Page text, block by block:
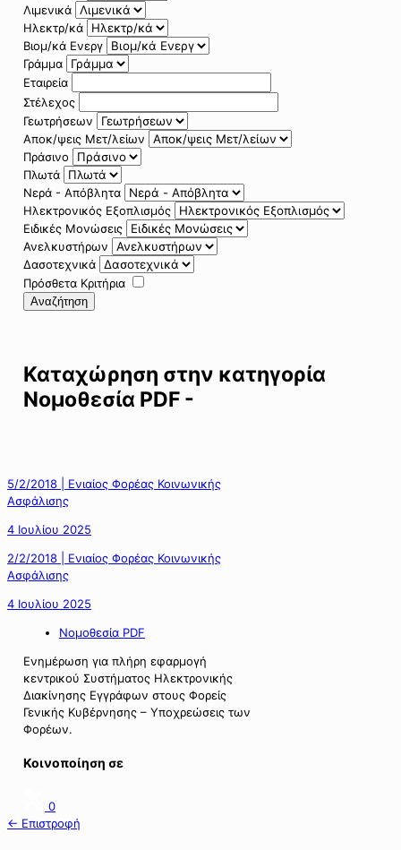
Λιμενικά
Ηλεκτρ/κά
Βιομ/κά Ενεργ
Γράμμα
Εταιρεία
Στέλεχος
Γεωτρήσεων
Αποκ/ψεις Μετ/λείων
Πράσινο
Πλωτά
Νερά - Απόβλητα
Ηλεκτρονικός Εξοπλισμός
Ειδικές Μονώσεις
Ανελκυστήρων
Δασοτεχνικά
Πρόσθετα Κριτήρια
Αναζήτηση
Καταχώρηση στην κατηγορία
Νομοθεσία PDF -
5/2/2018 | Ενιαίος Φορέας Κοινωνικής
Ασφάλισης
4 Ιουλίου 2025
2/2/2018 | Ενιαίος Φορέας Κοινωνικής
Ασφάλισης
4 Ιουλίου 2025
Νομοθεσία PDF
Ενημέρωση για πλήρη εφαρμογή
κεντρικού Συστήματος Ηλεκτρονικής
Διακίνησης Εγγράφων στους Φορείς
Γενικής Κυβέρνησης – Υποχρεώσεις των
Φορέων.
Κοινοποίηση σε
0
← Επιστροφή